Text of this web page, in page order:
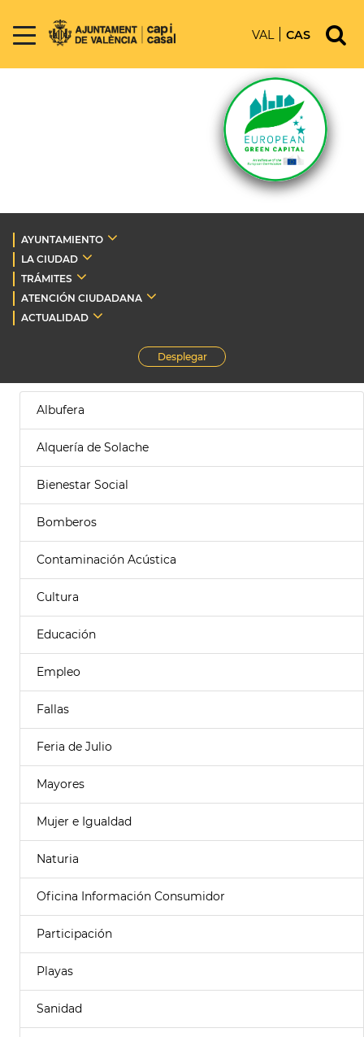
VAL CAS
AYUNTAMIENTO
LA CIUDAD
TRÁMITES
ATENCIÓN CIUDADANA
ACTUALIDAD
Desplegar
Albufera
Alquería de Solache
Bienestar Social
Bomberos
Contaminación Acústica
Cultura
Educación
Empleo
Fallas
Feria de Julio
Mayores
Mujer e Igualdad
Naturia
Oficina Información Consumidor
Participación
Playas
Sanidad